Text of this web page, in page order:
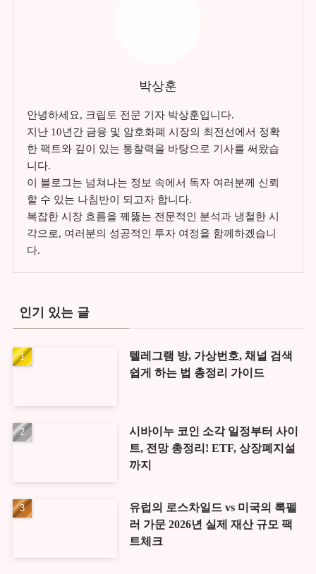
박상훈
안녕하세요, 크립토 전문 기자 박상훈입니다.
지난 10년간 금융 및 암호화폐 시장의 최전선에서 정확
한 팩트와 깊이 있는 통찰력을 바탕으로 기사를 써왔습
니다.
이 블로그는 넘쳐나는 정보 속에서 독자 여러분께 신뢰
할 수 있는 나침반이 되고자 합니다.
복잡한 시장 흐름을 꿰뚫는 전문적인 분석과 냉철한 시
각으로, 여러분의 성공적인 투자 여정을 함께하겠습니
다.
인기 있는 글
텔레그램 방, 가상번호, 채널 검색
쉽게 하는 법 총정리 가이드
시바이누 코인 소각 일정부터 사이
트, 전망 총정리! ETF, 상장폐지설
까지
유럽의 로스차일드 vs 미국의 록펠
러 가문 2026년 실제 재산 규모 팩
트체크